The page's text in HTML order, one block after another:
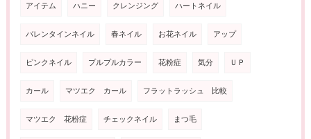
アイテム ハニー クレンジング ハートネイル
バレンタインネイル 春ネイル お花ネイル アップ
ピンクネイル プルプルカラー 花粉症 気分 ＵＰ
カール マツエク カール フラットラッシュ 比較
マツエク 花粉症 チェックネイル まつ毛